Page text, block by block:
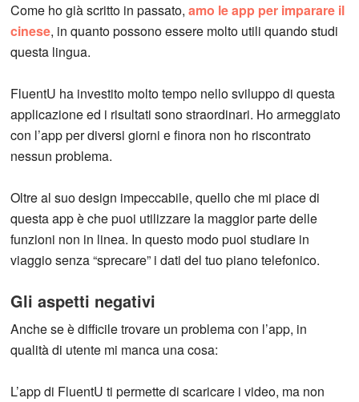
Come ho già scritto in passato,amo le app per imparare il
cinese, in quanto possono essere molto utili quando studi
questa lingua.
FluentU ha investito molto tempo nello sviluppo di questa
applicazione ed i risultati sono straordinari. Ho armeggiato
con l’app per diversi giorni e finora non ho riscontrato
nessun problema.
Oltre al suo design impeccabile, quello che mi piace di
questa app è che puoi utilizzare la maggior parte delle
funzioni non in linea. In questo modo puoi studiare in
viaggio senza “sprecare” i dati del tuo piano telefonico.
Gli aspetti negativi
Anche se è difficile trovare un problema con l’app, in
qualità di utente mi manca una cosa:
L’app di FluentU ti permette di scaricare i video, ma non